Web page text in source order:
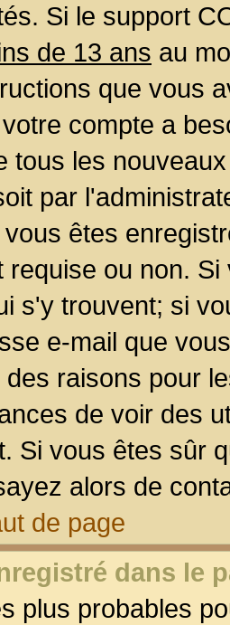
Si le support
de 13 ans au
que vous
compte a
tous les
par
êtes
requise ou non.
s'y trouvent; si
e-mail que
raisons pour
de voir des
Si vous êtes sûr
alors de
de page
dans le
plus probables